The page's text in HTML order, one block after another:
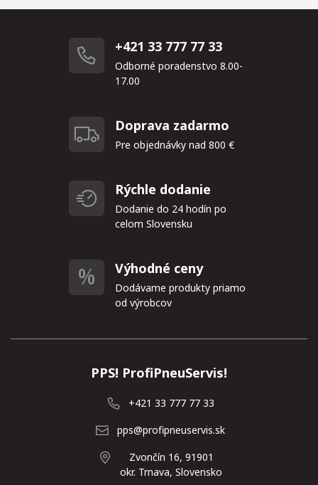
+421 33 777 77 33
Odborné poradenstvo 8.00-
17.00
Doprava zadarmo
Pre objednávky nad 800 €
Rýchle dodanie
Dodanie do 24 hodín po
celom Slovensku
Výhodné ceny
Dodávame produkty priamo
od výrobcov
PPS! ProfiPneuServis!
+421 33 777 77 33
pps@profipneuservis.sk
Zvončín 16, 91901
okr. Trnava, Slovensko